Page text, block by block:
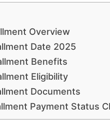
Overview
Date 2025
Benefits
Eligibility
Documents
Payment Status